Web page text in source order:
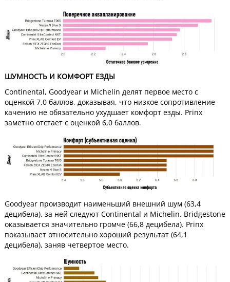
ШУМНОСТЬ И КОМФОРТ ЕЗДЫ
Continental, Goodyear и Michelin делят первое место с
оценкой 7,0 баллов, доказывая, что низкое сопротивление
качению не обязательно ухудшает комфорт езды. Prinx
заметно отстает с оценкой 6,0 баллов.
Goodyear производит наименьший внешний шум (63,4
децибела), за ней следуют Continental и Michelin. Bridgestone
оказывается значительно громче (66,8 децибела). Prinx
показывает относительно хороший результат (64,1
децибела), заняв четвертое место.